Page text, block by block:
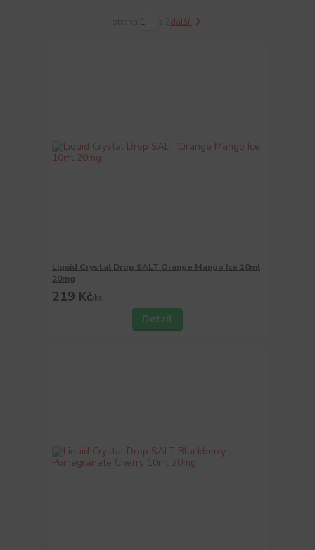
další
Liquid Crystal Drop SALT Orange Mango Ice 10ml
20mg
219 Kč/ks
Detail